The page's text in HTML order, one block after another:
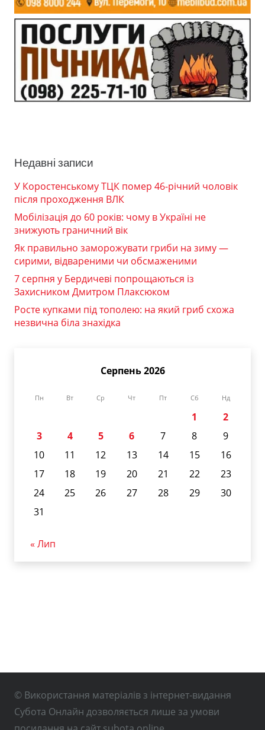
Недавні записи
У Коростенському ТЦК помер 46-річний чоловік
після проходження ВЛК
Мобілізація до 60 років: чому в Україні не
знижують граничний вік
Як правильно заморожувати гриби на зиму —
сирими, відвареними чи обсмаженими
7 серпня у Бердичеві попрощаються із
Захисником Дмитром Плаксюком
Росте купками під тополею: на який гриб схожа
незвична біла знахідка
Серпень 2026
Пн Вт Ср Чт Пт Сб Нд
1
2
3
4 5 6 7 8
9
10
11 12 13 14 15
16
17
18 19 20 21 22
23
24
25 26 27 28 29
30
31
« Лип
© Використання матеріалів з інтернет-видання
Субота Онлайн дозволяється лише за умови